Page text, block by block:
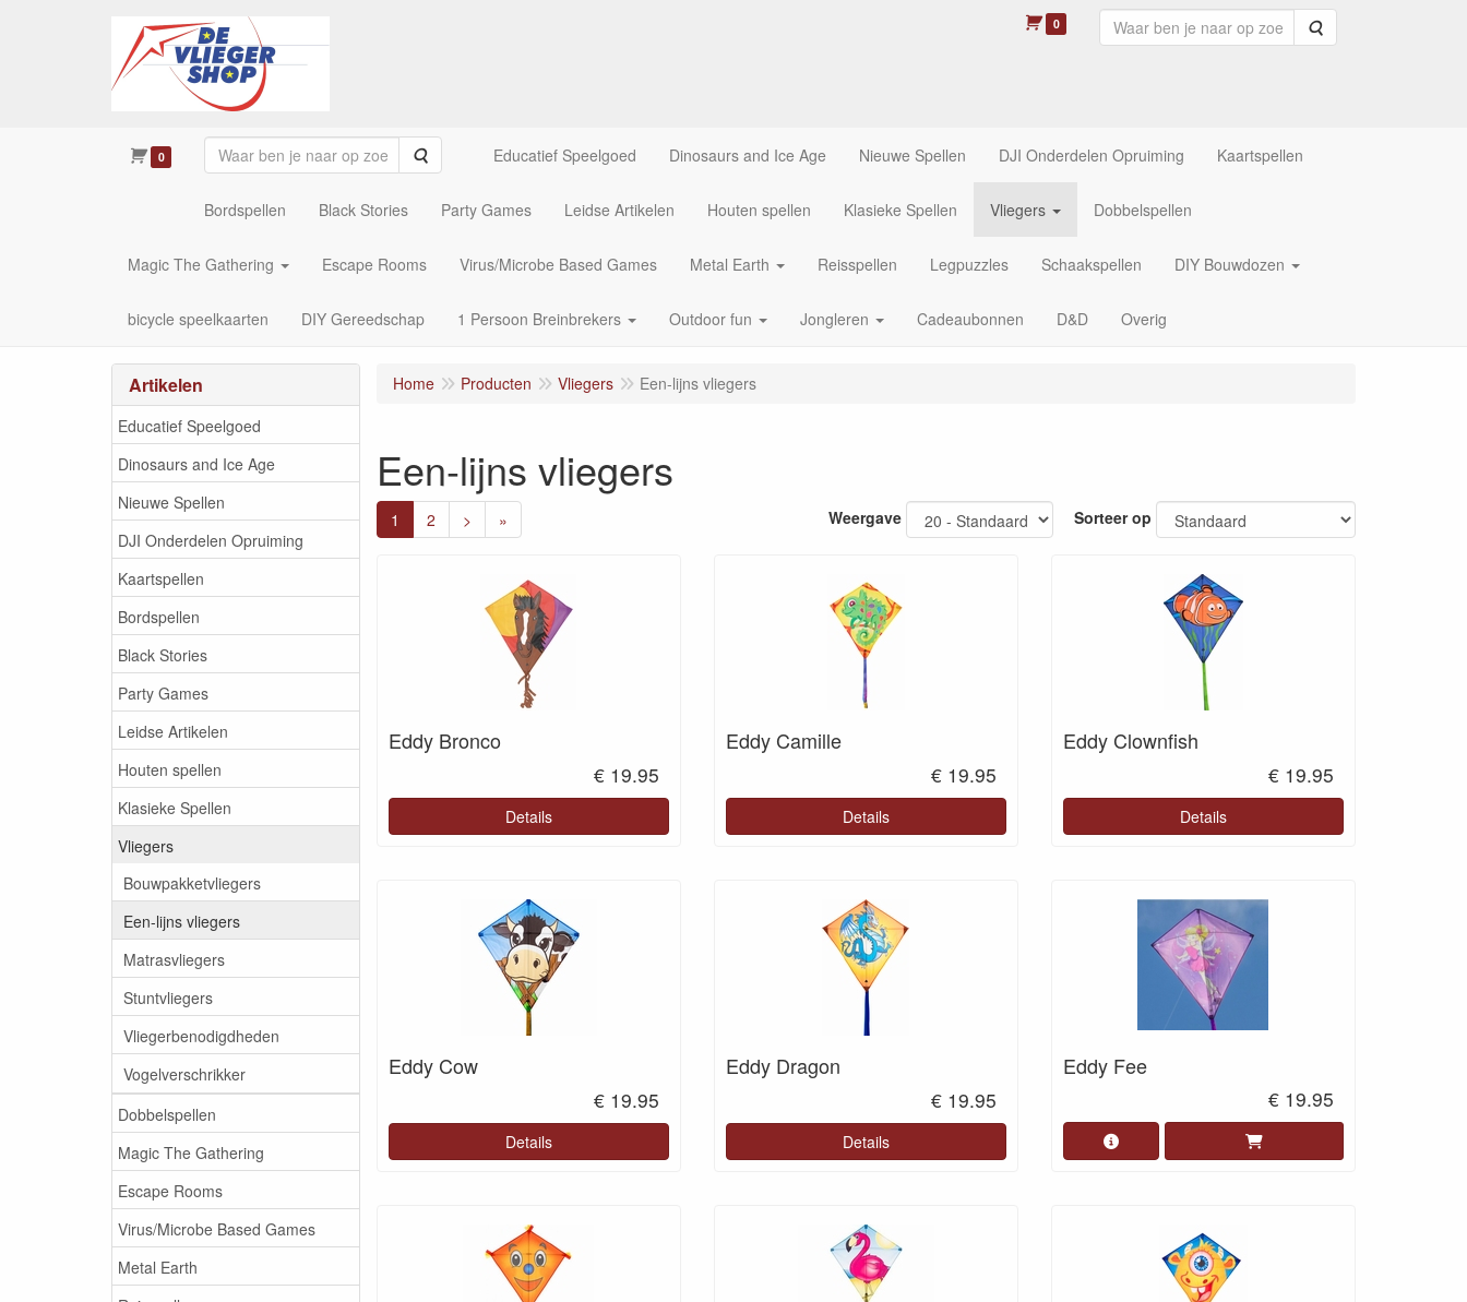
0 Zoeken
0 Zoeken Educatief Speelgoed Dinosaurs and Ice Age Nieuwe Spellen DJI Onderdelen Opruiming Kaartspellen
Bordspellen Black Stories Party Games Leidse Artikelen Houten spellen Klasieke Spellen Vliegers Dobbelspellen
Magic The Gathering Escape Rooms Virus/Microbe Based Games Metal Earth Reisspellen Legpuzzles Schaakspellen DIY Bouwdozen
bicycle speelkaarten DIY Gereedschap 1 Persoon Breinbrekers Outdoor fun Jongleren Cadeaubonnen D&D Overig
Artikelen
Educatief Speelgoed
Dinosaurs and Ice Age
Nieuwe Spellen
DJI Onderdelen Opruiming
Kaartspellen
Bordspellen
Black Stories
Party Games
Leidse Artikelen
Houten spellen
Klasieke Spellen
Vliegers
Bouwpakketvliegers
Een-lijns vliegers
Matrasvliegers
Stuntvliegers
Vliegerbenodigdheden
Vogelverschrikker
Dobbelspellen
Magic The Gathering
Escape Rooms
Virus/Microbe Based Games
Metal Earth
Home Producten Vliegers Een-lijns vliegers
Een-lijns vliegers
1 2 > » Weergave Sorteer op
Eddy Bronco
€ 19.95
Details
Eddy Camille
€ 19.95
Details
Eddy Clownfish
€ 19.95
Details
Eddy Cow
€ 19.95
Details
Eddy Dragon
€ 19.95
Details
Eddy Fee
€ 19.95